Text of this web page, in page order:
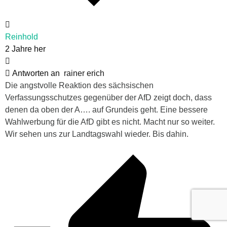
Reinhold
2 Jahre her
Antworten an rainer erich
Die angstvolle Reaktion des sächsischen
Verfassungsschutzes gegenüber der AfD zeigt doch, dass
denen da oben der A…. auf Grundeis geht. Eine bessere
Wahlwerbung für die AfD gibt es nicht. Macht nur so weiter.
Wir sehen uns zur Landtagswahl wieder. Bis dahin.